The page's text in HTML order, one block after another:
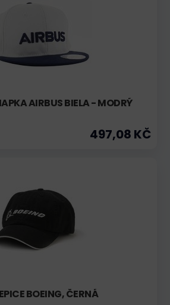
AIRBUS BIELA - MODRÝ
497,08 KČ
BOEING, ČERNÁ